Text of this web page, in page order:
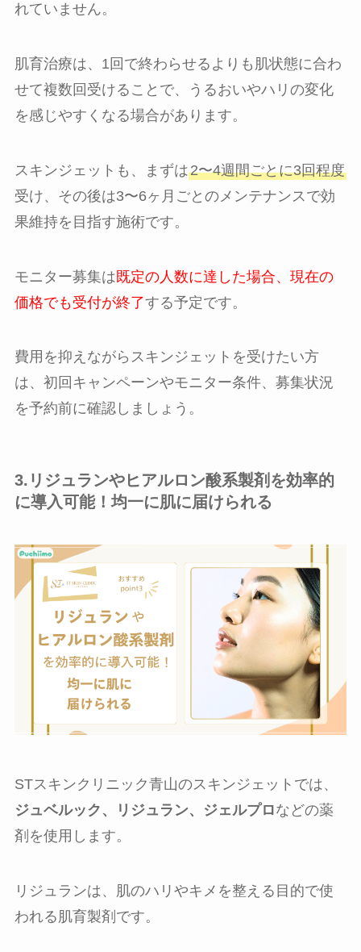
れていません。
肌育治療は、1回で終わらせるよりも肌状態に合わ
せて複数回受けることで、うるおいやハリの変化
を感じやすくなる場合があります。
スキンジェットも、まずは2〜4週間ごとに3回程度
受け、その後は3〜6ヶ月ごとのメンテナンスで効
果維持を目指す施術です。
モニター募集は既定の人数に達した場合、現在の
価格でも受付が終了する予定です。
費用を抑えながらスキンジェットを受けたい方
は、初回キャンペーンやモニター条件、募集状況
を予約前に確認しましょう。
3.リジュランやヒアルロン酸系製剤を効率的
に導入可能！均一に肌に届けられる
STスキンクリニック青山のスキンジェットでは、
ジュベルック、リジュラン、ジェルプロなどの薬
剤を使用します。
リジュランは、肌のハリやキメを整える目的で使
われる肌育製剤です。